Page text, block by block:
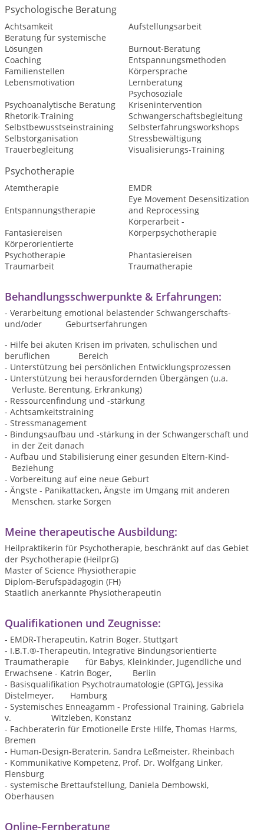
Psychologische Beratung
Achtsamkeit
Aufstellungsarbeit
Beratung für systemische
Lösungen
Burnout-Beratung
Coaching
Entspannungsmethoden
Familienstellen
Körpersprache
Lebensmotivation
Lernberatung
Psychoanalytische Beratung
Psychosoziale
Krisenintervention
Rhetorik-Training
Schwangerschaftsbegleitung
Selbstbewusstseinstraining
Selbsterfahrungsworkshops
Selbstorganisation
Stressbewältigung
Trauerbegleitung
Visualisierungs-Training
Psychotherapie
Atemtherapie
EMDR
Entspannungstherapie
Eye Movement Desensitization
and Reprocessing
Fantasiereisen
Körperarbeit -
Körperpsychotherapie
Körperorientierte
Psychotherapie
Phantasiereisen
Traumarbeit
Traumatherapie
Behandlungsschwerpunkte & Erfahrungen:
- Verarbeitung emotional belastender Schwangerschafts-
und/oder Geburtserfahrungen
- Hilfe bei akuten Krisen im privaten, schulischen und
beruflichen Bereich
- Unterstützung bei persönlichen Entwicklungsprozessen
- Unterstützung bei herausfordernden Übergängen (u.a.
Verluste, Berentung, Erkrankung)
- Ressourcenfindung und -stärkung
- Achtsamkeitstraining
- Stressmanagement
- Bindungsaufbau und -stärkung in der Schwangerschaft und
in der Zeit danach
- Aufbau und Stabilisierung einer gesunden Eltern-Kind-
Beziehung
- Vorbereitung auf eine neue Geburt
- Ängste - Panikattacken, Ängste im Umgang mit anderen
Menschen, starke Sorgen
Meine therapeutische Ausbildung:
Heilpraktikerin für Psychotherapie, beschränkt auf das Gebiet
der Psychotherapie (HeilprG)
Master of Science Physiotherapie
Diplom-Berufspädagogin (FH)
Staatlich anerkannte Physiotherapeutin
Qualifikationen und Zeugnisse:
- EMDR-Therapeutin, Katrin Boger, Stuttgart
- I.B.T.®-Therapeutin, Integrative Bindungsorientierte
Traumatherapie für Babys, Kleinkinder, Jugendliche und
Erwachsene - Katrin Boger, Berlin
- Basisqualifikation Psychotraumatologie (GPTG), Jessika
Distelmeyer, Hamburg
- Systemisches Enneagamm - Professional Training, Gabriela
v. Witzleben, Konstanz
- Fachberaterin für Emotionelle Erste Hilfe, Thomas Harms,
Bremen
- Human-Design-Beraterin, Sandra Leßmeister, Rheinbach
- Kommunikative Kompetenz, Prof. Dr. Wolfgang Linker,
Flensburg
- systemische Brettaufstellung, Daniela Dembowski,
Oberhausen
Online-Fernberatung